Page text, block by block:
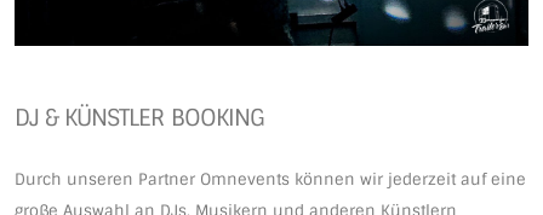
DJ & KÜNSTLER BOOKING
Durch unseren Partner Omnevents können wir jederzeit auf eine
große Auswahl an DJs, Musikern und anderen Künstlern